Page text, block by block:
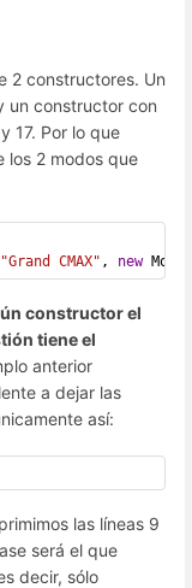
2 constructores. Un
un constructor con
17. Por lo que
los 2 modos que
"Grand CMAX" , new
constructor el
tiene el
anterior
a dejar las
así:
las líneas 9
será el que
decir, sólo